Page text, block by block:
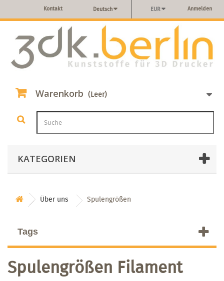
Anmelden
EUR
Deutsch
Kontakt
Warenkorb (Leer)
KATEGORIEN
Über uns Spulengrößen
Tags
Spulengrößen Filament